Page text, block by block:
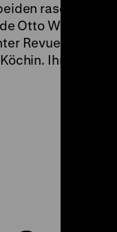
rasch
Otto Wallburg
Revuestar war;
Ihr zuliebe